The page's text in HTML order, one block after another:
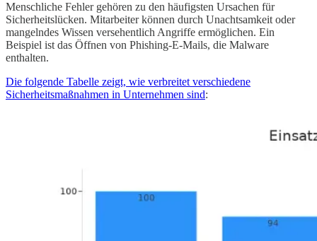
Menschliche Fehler gehören zu den häufigsten Ursachen für
Sicherheitslücken. Mitarbeiter können durch Unachtsamkeit oder
mangelndes Wissen versehentlich Angriffe ermöglichen. Ein
Beispiel ist das Öffnen von Phishing-E-Mails, die Malware
enthalten.
Die folgende Tabelle zeigt, wie verbreitet verschiedene
Sicherheitsmaßnahmen in Unternehmen sind: